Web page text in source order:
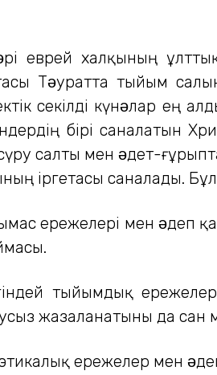
еврей халқының
Тəуратта тыйым
секілді күнəлар ең
бірі саналатын
салты мен əдет-
іргетасы саналады. Бұл
ережелері мен əдеп
тыйымдық
жазаланатыны да сан
этикалық ережелер мен